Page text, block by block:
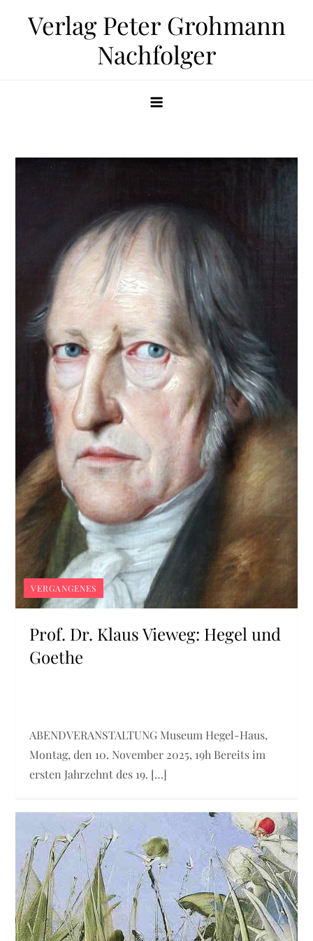
Verlag Peter Grohmann
Nachfolger
VERGANGENES
Prof. Dr. Klaus Vieweg: Hegel und
Goethe
ABENDVERANSTALTUNG Museum Hegel-Haus,
Montag, den 10. November 2025, 19h Bereits im
ersten Jahrzehnt des 19. […]